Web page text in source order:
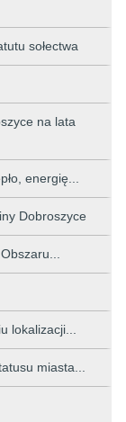
sołectwa
na lata
energię...
Dobroszyce
lokalizacji...
miasta...